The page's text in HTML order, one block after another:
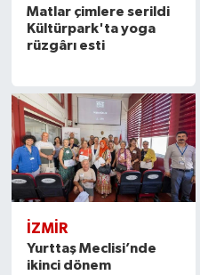
Matlar çimlere serildi
Kültürpark'ta yoga
rüzgârı esti
İZMIR
Yurttaş Meclisi’nde
ikinci dönem